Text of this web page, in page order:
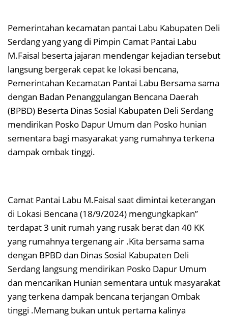
Pemerintahan kecamatan pantai Labu Kabupaten Deli
Serdang yang yang di Pimpin Camat Pantai Labu
M.Faisal beserta jajaran mendengar kejadian tersebut
langsung bergerak cepat ke lokasi bencana,
Pemerintahan Kecamatan Pantai Labu Bersama sama
dengan Badan Penanggulangan Bencana Daerah
(BPBD) Beserta Dinas Sosial Kabupaten Deli Serdang
mendirikan Posko Dapur Umum dan Posko hunian
sementara bagi masyarakat yang rumahnya terkena
dampak ombak tinggi.
Camat Pantai Labu M.Faisal saat dimintai keterangan
di Lokasi Bencana (18/9/2024) mengungkapkan”
terdapat 3 unit rumah yang rusak berat dan 40 KK
yang rumahnya tergenang air .Kita bersama sama
dengan BPBD dan Dinas Sosial Kabupaten Deli
Serdang langsung mendirikan Posko Dapur Umum
dan mencarikan Hunian sementara untuk masyarakat
yang terkena dampak bencana terjangan Ombak
tinggi .Memang bukan untuk pertama kalinya